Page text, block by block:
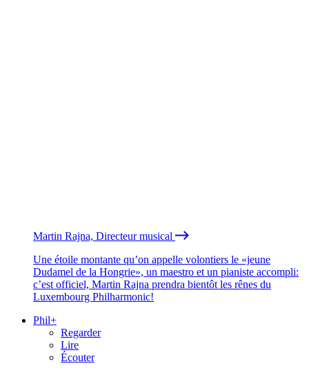
Martin Rajna, Directeur musical
Une étoile montante qu’on appelle volontiers le «jeune
Dudamel de la Hongrie», un maestro et un pianiste accompli:
c’est officiel, Martin Rajna prendra bientôt les rênes du
Luxembourg Philharmonic!
Phil+
Regarder
Lire
Écouter